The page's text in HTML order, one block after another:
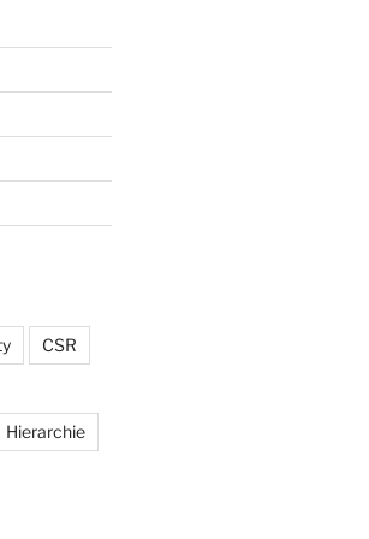
CSR
Hierarchie